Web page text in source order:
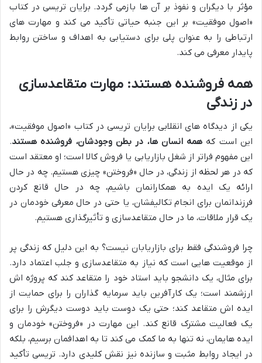
مؤثر با دیگران و نفوذ بر آن ها بازمی گردد. برایان تریسی در کتاب
«اصول موفقیت» بر این جنبه حیاتی تأکید می کند و مهارت های
ارتباطی را به عنوان پلی برای دستیابی به اهداف و ساختن روابط
پایدار معرفی می کند.
همه فروشنده هستند: مهارت متقاعدسازی
در زندگی
یکی از دیدگاه های انقلابی برایان تریسی در کتاب «اصول موفقیت»،
این است که همه انسان ها، در بطن وجودشان، فروشنده هستند.
این مفهوم فراتر از شغل بازاریابی یا فروش کالا است؛ او معتقد است
که در هر لحظه از زندگی، در حال «فروختن» چیزی هستیم. چه در حال
ارائه یک ایده به همکارانمان باشیم، چه در حال قانع کردن
فرزندانمان برای انجام تکالیفشان، یا حتی در حال معرفی خودمان در
یک قرار ملاقات، ما در حال متقاعدسازی و تأثیرگذاری هستیم.
چرا فروشندگی فقط برای بازاریابان نیست؟ به این دلیل که زندگی پر
از موقعیت هایی است که نیاز به متقاعدسازی و جلب اعتماد دارد.
برای مثال، یک دانشجو باید استاد خود را متقاعد کند که پروژه اش
ارزشمند است؛ یک کارآفرین باید سرمایه گذاران را برای حمایت از
ایده اش متقاعد کند؛ حتی یک دوست باید دوست دیگرش را برای
یک فعالیت مشترک قانع کند. این مهارت در «فروختن» خودمان و
ایده هایمان، نه تنها به ما کمک می کند تا به اهدافمان برسیم، بلکه
در ایجاد روابط مثبت و سازنده نیز نقش کلیدی دارد. تریسی تأکید